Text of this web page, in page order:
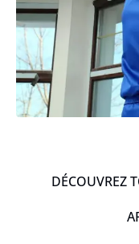
DÉCOUVREZ